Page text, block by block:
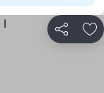
Partilhar